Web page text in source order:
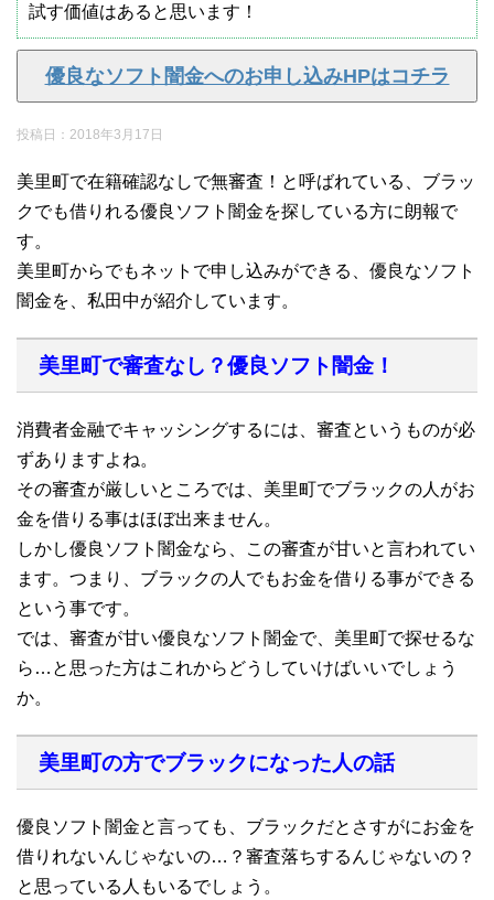
試す価値はあると思います！
優良なソフト闇金へのお申し込みHPはコチラ
投稿日： 2018年3月17日
美里町で在籍確認なしで無審査！と呼ばれている、ブラッ
クでも借りれる優良ソフト闇金を探している方に朗報で
す。
美里町からでもネットで申し込みができる、優良なソフト
闇金を、私田中が紹介しています。
美里町で審査なし？優良ソフト闇金！
消費者金融でキャッシングするには、審査というものが必
ずありますよね。
その審査が厳しいところでは、美里町でブラックの人がお
金を借りる事はほぼ出来ません。
しかし優良ソフト闇金なら、この審査が甘いと言われてい
ます。つまり、ブラックの人でもお金を借りる事ができる
という事です。
では、審査が甘い優良なソフト闇金で、美里町で探せるな
ら…と思った方はこれからどうしていけばいいでしょう
か。
美里町の方でブラックになった人の話
優良ソフト闇金と言っても、ブラックだとさすがにお金を
借りれないんじゃないの…？審査落ちするんじゃないの？
と思っている人もいるでしょう。